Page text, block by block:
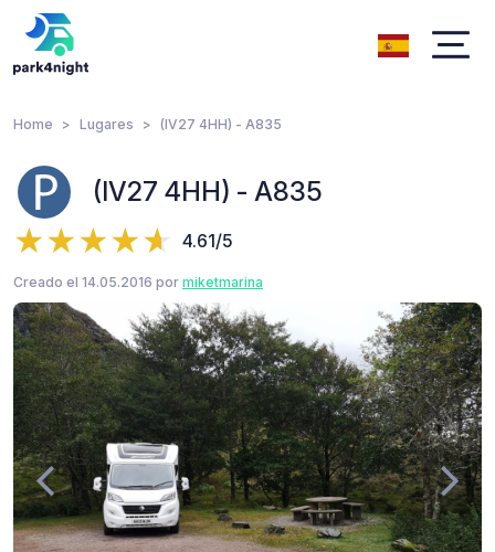
Home Lugares (IV27 4HH) - A835
(IV27 4HH) - A835
4.61/5
Creado el 14.05.2016 por miketmarina